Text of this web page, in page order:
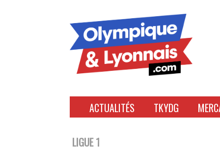
ACTUALITÉS TKYDG
LIGUE 1